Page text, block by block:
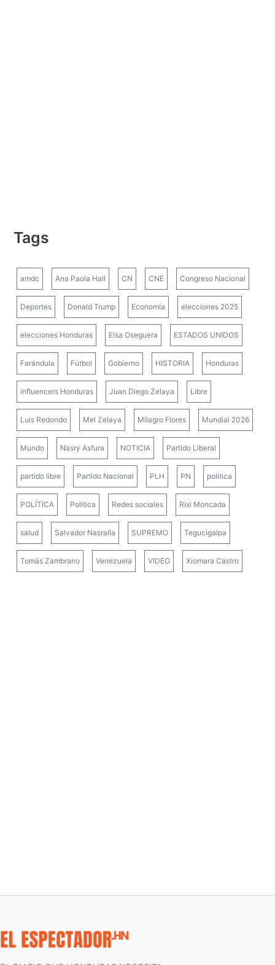
Tags
amdc Ana Paola Hall CN CNE Congreso Nacional
Deportes Donald Trump Economía elecciones 2025
elecciones Honduras Elsa Oseguera ESTADOS UNIDOS
Farándula Fútbol Gobierno HISTORIA Honduras
influencers Honduras Juan Diego Zelaya Libre
Luis Redondo Mel Zelaya Milagro Flores Mundial 2026
Mundo Nasry Asfura NOTICIA Partido Liberal
partido libre Partido Nacional PLH PN politica
POLÍTICA Política Redes sociales Rixi Moncada
salud Salvador Nasralla SUPREMO Tegucigalpa
Tomás Zambrano Venezuela VIDEO Xiomara Castro